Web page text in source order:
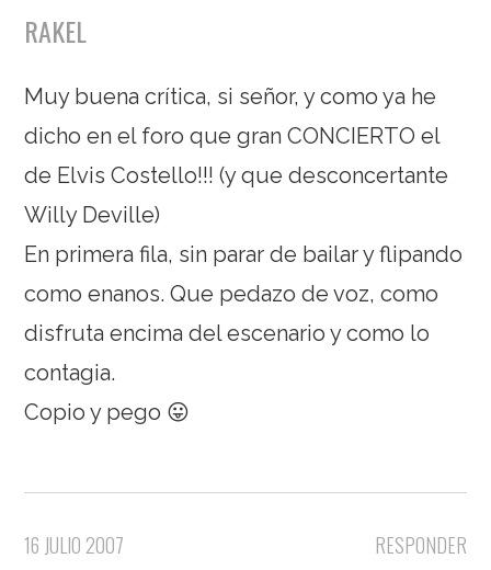
RAKEL
Muy buena crítica, si señor, y como ya he
dicho en el foro que gran CONCIERTO el
de Elvis Costello!!! (y que desconcertante
Willy Deville)
En primera fila, sin parar de bailar y flipando
como enanos. Que pedazo de voz, como
disfruta encima del escenario y como lo
contagia.
Copio y pego 😛
RESPONDER
16 JULIO 2007